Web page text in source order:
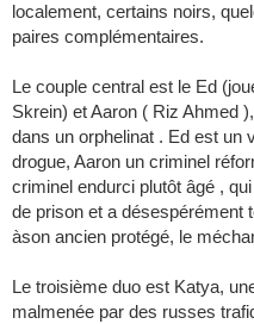
localement, certains noirs,
paires complémentaires.
Le couple central est le Ed
Skrein) et Aaron ( Riz Ahmed
dans un orphelinat . Ed est un
drogue, Aaron un criminel
criminel endurci plutôt âgé ,
de prison et a désespérément
àson ancien protégé, le
Le troisième duo est Katya,
malmenée par des russes